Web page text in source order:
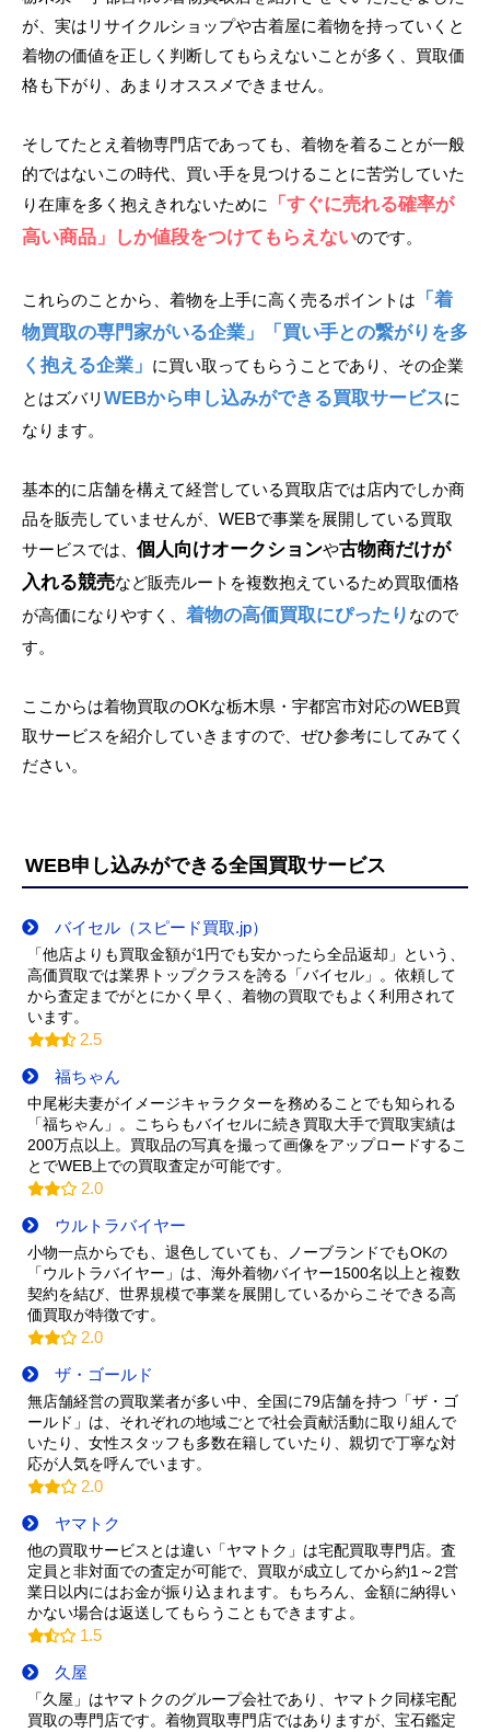
が、実はリサイクルショップや古着屋に着物を持っていくと
着物の価値を正しく判断してもらえないことが多く、買取価
格も下がり、あまりオススメできません。
そしてたとえ着物専門店であっても、着物を着ることが一般
的ではないこの時代、買い手を見つけることに苦労していた
り在庫を多く抱えきれないために
「すぐに売れる確率が
高い商品」しか値段をつけてもらえないのです。
これらのことから、着物を上手に高く売るポイントは
「着
物買取の専門家がいる企業」「買い手との繋がりを多
く抱える企業」 に買い取ってもらうことであり、その企業
とはズバリ WEBから申し込みができる買取サービスに
なります。
基本的に店舗を構えて経営している買取店では店内でしか商
品を販売していませんが、WEBで事業を展開している買取
サービスでは、 個人向けオークションや古物商だけが
入れる競売など販売ルートを複数抱えているため買取価格
が高価になりやすく、 着物の高価買取にぴったり なので
す。
ここからは着物買取のOKな栃木県・宇都宮市対応のWEB買
取サービスを紹介していきますので、ぜひ参考にしてみてく
ださい。
WEB申し込みができる全国買取サービス
バイセル（スピード買取.jp）
「他店よりも買取金額が1円でも安かったら全品返却」という、
高価買取では業界トップクラスを誇る「バイセル」。依頼して
から査定までがとにかく早く、着物の買取でもよく利用されて
います。
2.5
福ちゃん
中尾彬夫妻がイメージキャラクターを務めることでも知られる
「福ちゃん」。こちらもバイセルに続き買取大手で買取実績は
200万点以上。買取品の写真を撮って画像をアップロードするこ
とでWEB上での買取査定が可能です。
2.0
ウルトラバイヤー
小物一点からでも、退色していても、ノーブランドでもOKの
「ウルトラバイヤー」は、海外着物バイヤー1500名以上と複数
契約を結び、世界規模で事業を展開しているからこそできる高
価買取が特徴です。
2.0
ザ・ゴールド
無店舗経営の買取業者が多い中、全国に79店舗を持つ「ザ・ゴ
ールド」は、それぞれの地域ごとで社会貢献活動に取り組んで
いたり、女性スタッフも多数在籍していたり、親切で丁寧な対
応が人気を呼んでいます。
2.0
ヤマトク
他の買取サービスとは違い「ヤマトク」は宅配買取専門店。査
定員と非対面での査定が可能で、買取が成立してから約1～2営
業日以内にはお金が振り込まれます。もちろん、金額に納得い
かない場合は返送してもらうこともできますよ。
1.5
久屋
「久屋」はヤマトクのグループ会社であり、ヤマトク同様宅配
買取の専門店です。着物買取専門店ではありますが、宝石鑑定